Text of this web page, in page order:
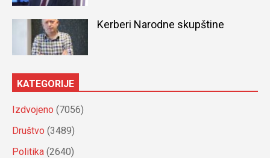
Kerberi Narodne skupštine
KATEGORIJE
Izdvojeno (7056)
Društvo (3489)
Politika (2640)